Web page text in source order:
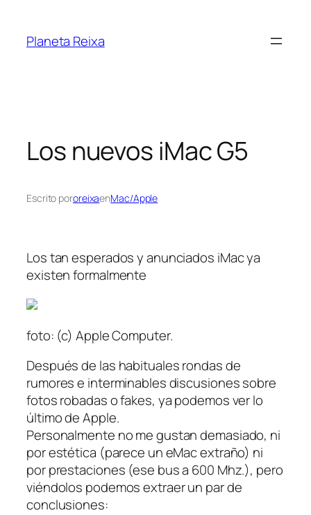
contenido
Planeta Reixa
Los nuevos iMac G5
Escrito pororeixaenMac/Apple
Los tan esperados y anunciados iMac ya
existen formalmente
foto: (c) Apple Computer.
Después de las habituales rondas de
rumores e interminables discusiones sobre
fotos robadas o fakes, ya podemos ver lo
último de Apple.
Personalmente no me gustan demasiado, ni
por estética (parece un eMac extraño) ni
por prestaciones (ese bus a 600 Mhz.), pero
viéndolos podemos extraer un par de
conclusiones: